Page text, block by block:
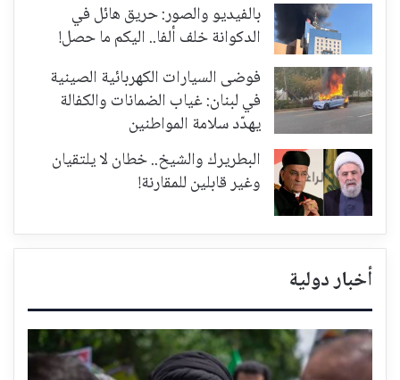
بالفيديو والصور: حريق هائل في
الدكوانة خلف ألفا.. اليكم ما حصل!
فوضى السيارات الكهربائية الصينية
في لبنان: غياب الضمانات والكفالة
يهدّد سلامة المواطنين
البطريرك والشيخ.. خطان لا يلتقيان
وغير قابلين للمقارنة!
أخبار دولية